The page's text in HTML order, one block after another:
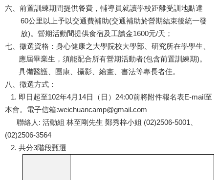
六、前置訓練期間提供餐費，輔導員就讀學校距離受訓地點達
60公里以上予以交通費補助(交通補助於營期結束後統一發
放)。營期活動間提供食宿及工讀金1600元/天；
七、徵選資格：身心健康之大學院校大學部、研究所在學學生、
應屆畢業生，須能配合所有營期活動者(包含前置訓練期)。
具備醫護、團康、攝影、繪畫、書法等專長者佳。
八、徴選方式：
1. 即日起至102年4月14日（日）24:00前將附件報名表E-mail至
本會。電子信箱:weichuancamp@gmail.com
聯絡人: 活動組 林至剛先生 鄭秀梓小姐 (02)2506-5001、
(02)2506-3564
2. 共分3階段甄選